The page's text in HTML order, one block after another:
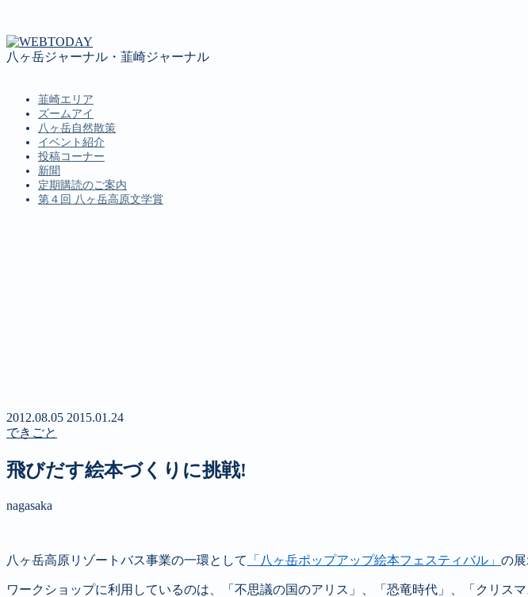
八ヶ岳ジャーナル・韮崎ジャーナル
韮崎エリア
ズームアイ
八ヶ岳自然散策
イベント紹介
投稿コーナー
新聞
定期購読のご案内
第４回 八ヶ岳高原文学賞
2012.08.05 2015.01.24
できごと
飛びだす絵本づくりに挑戦!
nagasaka
八ヶ岳高原リゾートバス事業の一環として 「八ヶ岳ポップアップ絵本フェスティバル」 の
ワークショップに利用しているのは、「不思議の国のアリス」、「恐竜時代」、「クリス